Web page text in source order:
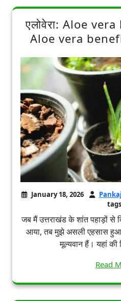
एलोवेरा: Aloe
Aloe vera
January 18, 2026 Pankaj
tags
जब मैं उत्तराखंड के शांत पहाड़ों से
आया, तब मुझे असली एहसास हुआ
मूल्यवान हैं। यहां की
Read